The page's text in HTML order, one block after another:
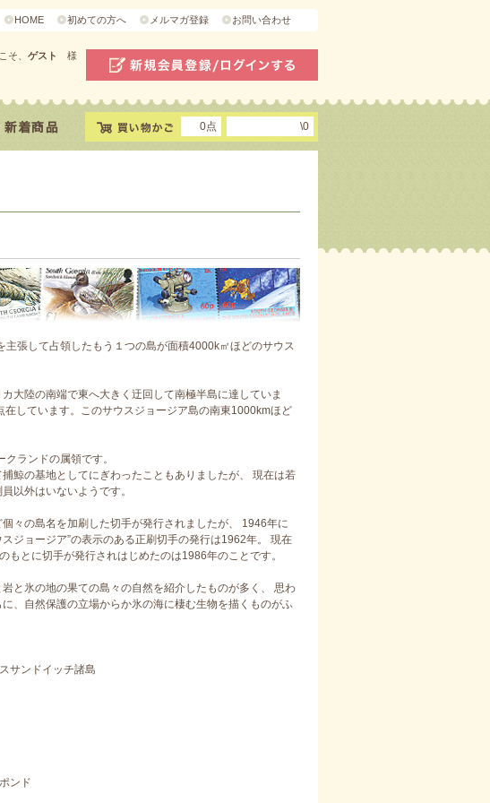
HOME 初めての方へ メルマガ登録 お問い合わせ
そ、 ゲスト 様
0点 \0
張して占領したもう１つの島が面積4000k㎡ほどのサウス
大陸の南端で東へ大きく迂回して南極半島に達していま
しています。このサウスジョージア島の南東1000kmほど
ランドの属領です。
鯨の基地としてにぎわったこともありましたが、 現在は若
以外はいないようです。
々の島名を加刷した切手が発行されましたが、 1946年に
ジョージア”の表示のある正刷切手の発行は1962年。 現在
もとに切手が発行されはじめたのは1986年のことです。
と氷の地の果ての島々の自然を紹介したものが多く、 思わ
、自然保護の立場からか氷の海に棲む生物を描くものがふ
サンドイッチ諸島
ンド